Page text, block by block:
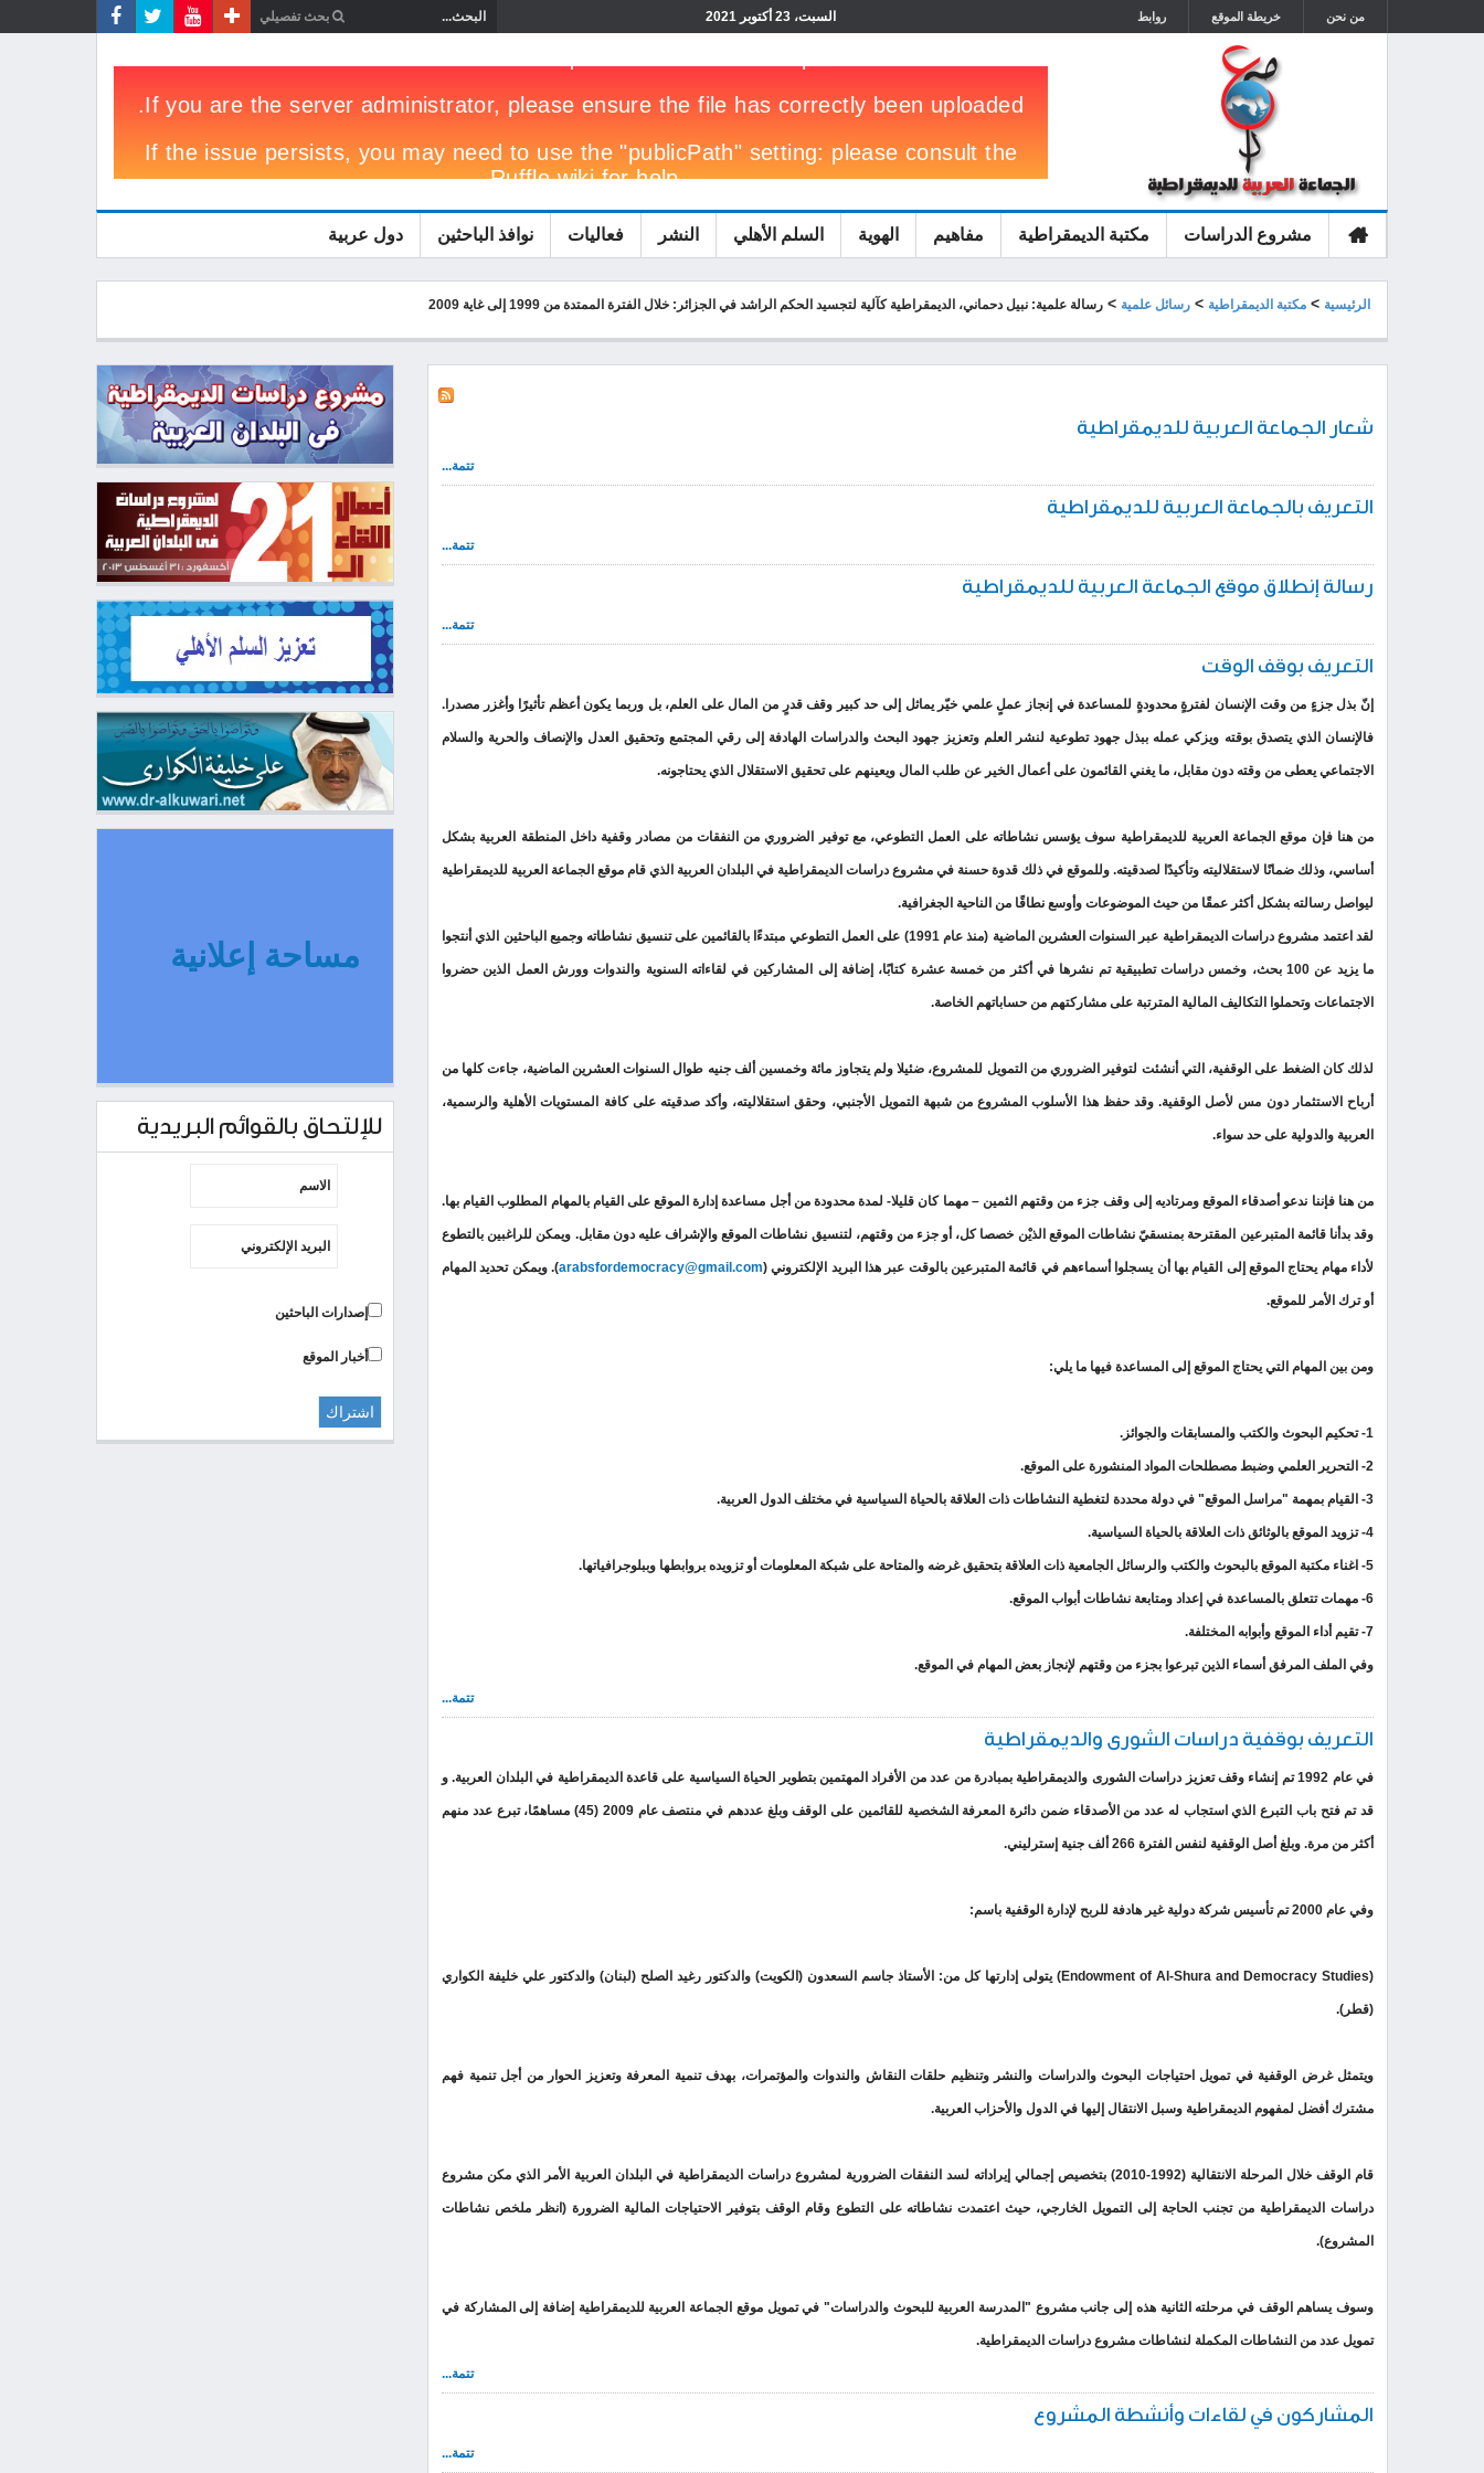
من نحن خريطة الموقع روابط السبت، 23 أكتوبر 2021
الرئيسية
مشروع الدراسات مكتبة الديمقراطية مفاهيم الهوية السلم الأهلي النشر فعاليات نوافذ الباحثين دول عربية
الرئيسية > مكتبة الديمقراطية > رسائل علمية > رسالة علمية: نبيل دحماني، الديمقراطية كآلية لتجسيد الحكم الراشد في الجزائر: خلال الفترة الممتدة من 1999 إلى غاية 2009
شعار الجماعة العربية للديمقراطية
تتمة...
التعريف بالجماعة العربية للديمقراطية
تتمة...
رسالة إنطلاق موقع الجماعة العربية للديمقراطية
تتمة...
التعريف بوقف الوقت
إنّ بذل جزءٍ من وقت الإنسان لفترةٍ محدودةٍ للمساعدة في إنجاز عملٍ علمي خيّر يماثل إلى حد كبير وقف قدرٍ من المال على العلم، بل وربما يكون أعظم تأثيرًا وأغزر مصدرا.
فالإنسان الذي يتصدق بوقته ويزكي عمله ببذل جهود تطوعية لنشر العلم وتعزيز جهود البحث والدراسات الهادفة إلى رقي المجتمع وتحقيق العدل والإنصاف والحرية والسلام
الاجتماعي يعطى من وقته دون مقابل، ما يغني القائمون على أعمال الخير عن طلب المال ويعينهم على تحقيق الاستقلال الذي يحتاجونه.
من هنا فإن موقع الجماعة العربية للديمقراطية سوف يؤسس نشاطاته على العمل التطوعي، مع توفير الضروري من النفقات من مصادر وقفية داخل المنطقة العربية بشكل
أساسي، وذلك ضمانًا لاستقلاليته وتأكيدًا لصدقيته. وللموقع في ذلك قدوة حسنة في مشروع دراسات الديمقراطية في البلدان العربية الذي قام موقع الجماعة العربية للديمقراطية
ليواصل رسالته بشكل أكثر عمقًا من حيث الموضوعات وأوسع نطاقًا من الناحية الجغرافية.
لقد اعتمد مشروع دراسات الديمقراطية عبر السنوات العشرين الماضية (منذ عام 1991) على العمل التطوعي مبتدءًا بالقائمين على تنسيق نشاطاته وجميع الباحثين الذي أنتجوا
ما يزيد عن 100 بحث، وخمس دراسات تطبيقية تم نشرها في أكثر من خمسة عشرة كتابًا، إضافة إلى المشاركين في لقاءاته السنوية والندوات وورش العمل الذين حضروا
الاجتماعات وتحملوا التكاليف المالية المترتبة على مشاركتهم من حساباتهم الخاصة.
لذلك كان الضغط على الوقفية، التي أنشئت لتوفير الضروري من التمويل للمشروع، ضئيلا ولم يتجاوز مائة وخمسين ألف جنيه طوال السنوات العشرين الماضية، جاءت كلها من
أرباح الاستثمار دون مس لأصل الوقفية. وقد حفظ هذا الأسلوب المشروع من شبهة التمويل الأجنبي، وحقق استقلاليته، وأكد صدقيته على كافة المستويات الأهلية والرسمية،
العربية والدولية على حد سواء.
من هنا فإننا ندعو أصدقاء الموقع ومرتاديه إلى وقف جزء من وقتهم الثمين – مهما كان قليلا- لمدة محدودة من أجل مساعدة إدارة الموقع على القيام بالمهام المطلوب القيام بها.
وقد بدأنا قائمة المتبرعين المقترحة بمنسقيّ نشاطات الموقع الذيْن خصصا كل، أو جزء من وقتهم، لتنسيق نشاطات الموقع والإشراف عليه دون مقابل. ويمكن للراغبين بالتطوع
لأداء مهام يحتاج الموقع إلى القيام بها أن يسجلوا أسماءهم في قائمة المتبرعين بالوقت عبر هذا البريد الإلكتروني (arabsfordemocracy@gmail.com). ويمكن تحديد المهام
أو ترك الأمر للموقع.
ومن بين المهام التي يحتاج الموقع إلى المساعدة فيها ما يلي:
1- تحكيم البحوث والكتب والمسابقات والجوائز.
2- التحرير العلمي وضبط مصطلحات المواد المنشورة على الموقع.
3- القيام بمهمة "مراسل الموقع" في دولة محددة لتغطية النشاطات ذات العلاقة بالحياة السياسية في مختلف الدول العربية.
4- تزويد الموقع بالوثائق ذات العلاقة بالحياة السياسية.
5- اغناء مكتبة الموقع بالبحوث والكتب والرسائل الجامعية ذات العلاقة بتحقيق غرضه والمتاحة على شبكة المعلومات أو تزويده بروابطها وببلوجرافياتها.
6- مهمات تتعلق بالمساعدة في إعداد ومتابعة نشاطات أبواب الموقع.
7- تقيم أداء الموقع وأبوابه المختلفة.
وفي الملف المرفق أسماء الذين تبرعوا بجزء من وقتهم لإنجاز بعض المهام في الموقع.
تتمة...
التعريف بوقفية دراسات الشورى والديمقراطية
في عام 1992 تم إنشاء وقف تعزيز دراسات الشورى والديمقراطية بمبادرة من عدد من الأفراد المهتمين بتطوير الحياة السياسية على قاعدة الديمقراطية في البلدان العربية. و
قد تم فتح باب التبرع الذي استجاب له عدد من الأصدقاء ضمن دائرة المعرفة الشخصية للقائمين على الوقف وبلغ عددهم في منتصف عام 2009 (45) مساهمًا، تبرع عدد منهم
أكثر من مرة. وبلغ أصل الوقفية لنفس الفترة 266 ألف جنية إسترليني.
وفي عام 2000 تم تأسيس شركة دولية غير هادفة للربح لإدارة الوقفية باسم:
(Endowment of Al-Shura and Democracy Studies) يتولى إدارتها كل من: الأستاذ جاسم السعدون (الكويت) والدكتور رغيد الصلح (لبنان) والدكتور علي خليفة الكواري
(قطر).
ويتمثل غرض الوقفية في تمويل احتياجات البحوث والدراسات والنشر وتنظيم حلقات النقاش والندوات والمؤتمرات، بهدف تنمية المعرفة وتعزيز الحوار من أجل تنمية فهم
مشترك أفضل لمفهوم الديمقراطية وسبل الانتقال إليها في الدول والأحزاب العربية.
قام الوقف خلال المرحلة الانتقالية (1992-2010) بتخصيص إجمالي إيراداته لسد النفقات الضرورية لمشروع دراسات الديمقراطية في البلدان العربية الأمر الذي مكن مشروع
دراسات الديمقراطية من تجنب الحاجة إلى التمويل الخارجي، حيث اعتمدت نشاطاته على التطوع وقام الوقف بتوفير الاحتياجات المالية الضرورة (انظر ملخص نشاطات
المشروع).
وسوف يساهم الوقف في مرحلته الثانية هذه إلى جانب مشروع "المدرسة العربية للبحوث والدراسات" في تمويل موقع الجماعة العربية للديمقراطية إضافة إلى المشاركة في
تمويل عدد من النشاطات المكملة لنشاطات مشروع دراسات الديمقراطية.
تتمة...
المشاركون في لقاءات وأنشطة المشروع
تتمة...
مساحة إعلانية
للإلتحاق بالقوائم البريدية
إصدارات الباحثين
أخبار الموقع